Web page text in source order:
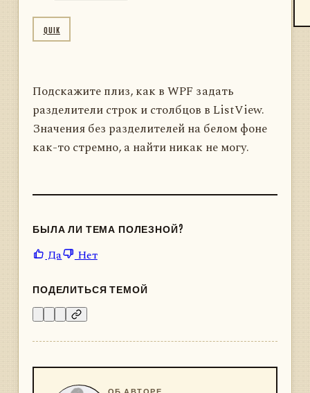
QUIK
Подскажите плиз, как в WPF задать
разделители строк и столбцов в ListView.
Значения без разделителей на белом фоне
как-то стремно, а найти никак не могу.
БЫЛА ЛИ ТЕМА ПОЛЕЗНОЙ?
Да Нет
ПОДЕЛИТЬСЯ ТЕМОЙ
ОБ АВТОРЕ